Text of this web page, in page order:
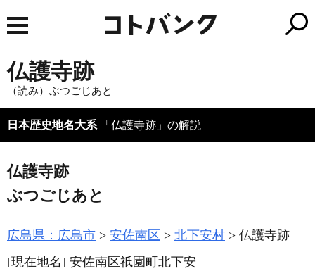
仏護寺跡
（読み）ぶつごじあと
日本歴史地名大系 「仏護寺跡」の解説
仏護寺跡
ぶつごじあと
広島県：広島市 安佐南区 北下安村
仏護寺跡
[現在地名] 安佐南区祇園町北下安